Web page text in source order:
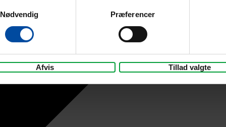
Nødvendig
Præferencer
Afvis Tillad valgte